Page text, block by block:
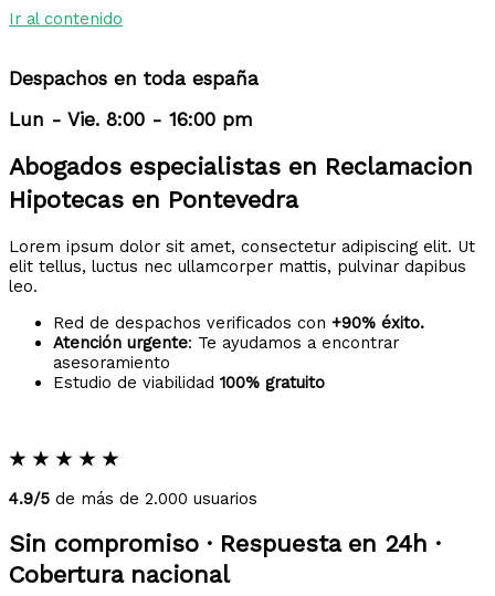
Ir al contenido
Despachos en toda españa
Lun - Vie. 8:00 - 16:00 pm
Abogados especialistas en Reclamacion
Hipotecas en Pontevedra
Lorem ipsum dolor sit amet, consectetur adipiscing elit. Ut
elit tellus, luctus nec ullamcorper mattis, pulvinar dapibus
leo.
Red de despachos verificados con +90% éxito.
Atención urgente: Te ayudamos a encontrar
asesoramiento
Estudio de viabilidad 100% gratuito
★ ★ ★ ★ ★
4.9/5 de más de 2.000 usuarios
Sin compromiso · Respuesta en 24h ·
Cobertura nacional